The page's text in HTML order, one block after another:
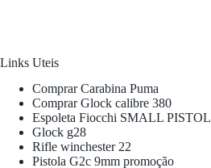
Links Uteis
Comprar Carabina Puma
Comprar Glock calibre 380
Espoleta Fiocchi SMALL PISTOL
Glock g28
Rifle winchester 22
Pistola G2c 9mm promoção